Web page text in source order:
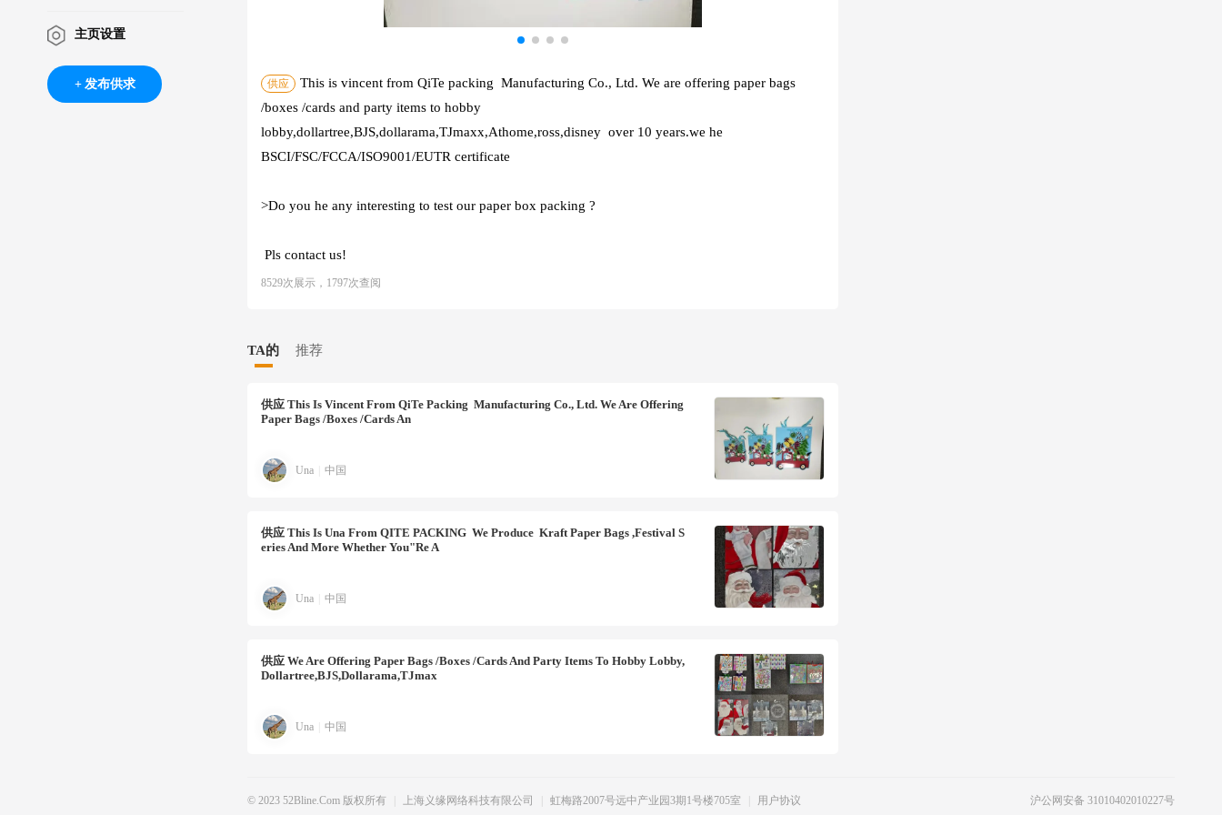
主页设置
发布供求 供应
This is vincent from QiTe packing Manufacturing Co., Ltd. We are offering paper bags
/boxes /cards and party items to hobby
lobby,dollartree,BJS,dollarama,TJmaxx,Athome,ross,disney over 10 years.we he
BSCI/FSC/FCCA/ISO9001/EUTR certificate
>Do you he any interesting to test our paper box packing ?
Pls contact us!
8529次展示，1797次查阅
TA的 推荐
供应 This Is Vincent From QiTe Packing Manufacturing Co., Ltd. We Are Offering
Paper Bags /boxes /cards An
Una 中国
供应 This Is Una From QITE PACKING We Produce Kraft Paper Bags ,Festival S
Eries And More Whether You"re A
Una 中国
供应 We Are Offering Paper Bags /boxes /cards And Party Items To Hobby Lobby,
Dollartree,BJS,dollarama,TJmax
Una 中国
© 2023 52Bline.com 版权所有 上海义缘网络科技有限公司 虹梅路2007号远中产业园3期1号楼705室 用户协议 沪公网安备 31010402010227号